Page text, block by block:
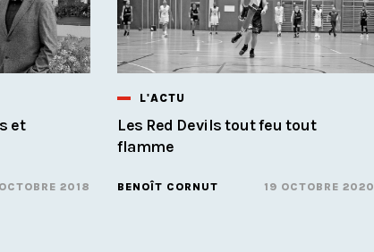
et
2018
L'ACTU
Les Red Devils tout feu tout
flamme
BENOÎT CORNUT 19 OCTOBRE 2020